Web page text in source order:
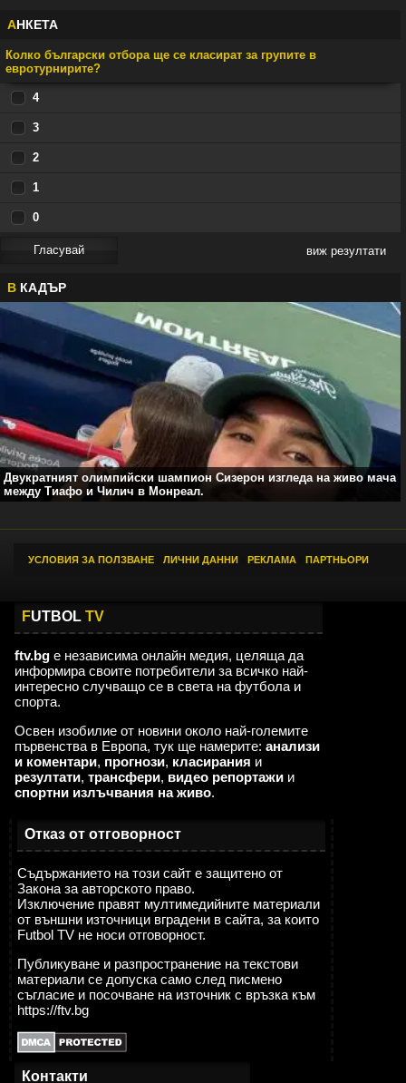
АНКЕТА
Колко български отбора ще се класират за групите в
евротурнирите?
4
3
2
1
0
виж резултати
В КАДЪР
Двукратният олимпийски шампион Сизерон изгледа на живо мача
между Тиафо и Чилич в Монреал.
УСЛОВИЯ ЗА ПОЛЗВАНЕ ЛИЧНИ ДАННИ РЕКЛАМА ПАРТНЬОРИ
FUTBOL TV
ftv.bg е независима онлайн медия, целяща да
информира своите потребители за всичко най-
интересно случващо се в света на футбола и
спорта.
Освен изобилие от новини около най-големите
първенства в Европа, тук ще намерите: анализи
и коментари, прогнози, класирания и
резултати, трансфери, видео репортажи и
спортни излъчвания на живо.
Отказ от отговорност
Съдържанието на този сайт е защитено от
Закона за авторското право.
Изключение правят мултимедийните материали
от външни източници вградени в сайта, за които
Futbol TV не носи отговорност.
Публикуване и разпространение на текстови
материали се допуска само след писмено
съгласие и посочване на източник с връзка към
https://ftv.bg
Контакти